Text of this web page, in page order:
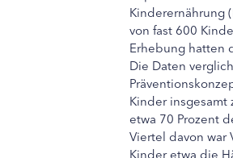
Kinderernährung
von fast 600
Erhebung hatten
Die Daten
Kinder
etwa 70 Prozent
Viertel davon war
Kinder etwa die